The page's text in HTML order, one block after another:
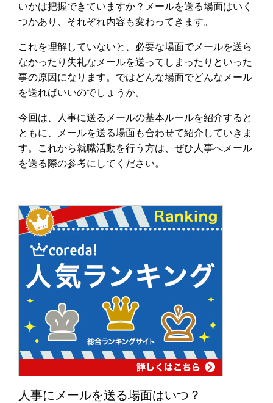
いかは把握できていますか？メールを送る場面はいく
つかあり、それぞれ内容も変わってきます。
これを理解していないと、必要な場面でメールを送ら
なかったり失礼なメールを送ってしまったりといった
事の原因になります。ではどんな場面でどんなメール
を送ればいいのでしょうか。
今回は、人事に送るメールの基本ルールを紹介すると
ともに、メールを送る場面も合わせて紹介していきま
す。これから就職活動を行う方は、ぜひ人事へメール
を送る際の参考にしてください。
人事にメールを送る場面はいつ？